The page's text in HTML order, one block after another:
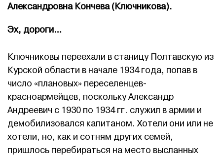
Александровна Кончева (Ключникова).
Эх, дороги…
Ключниковы переехали в станицу Полтавскую из
Курской области в начале 1934 года, попав в
число «плановых» переселенцев-
красноармейцев, поскольку Александр
Андреевич с 1930 по 1934 гг. служил в армии и
демобилизовался капитаном. Хотели они или не
хотели, но, как и сотням других семей,
пришлось перебираться на место высланных